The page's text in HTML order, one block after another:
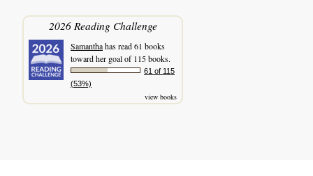
2026 Reading Challenge
Samanthahas read 61 books
toward her goal of 115 books.
61 of 115
(53%)
view books